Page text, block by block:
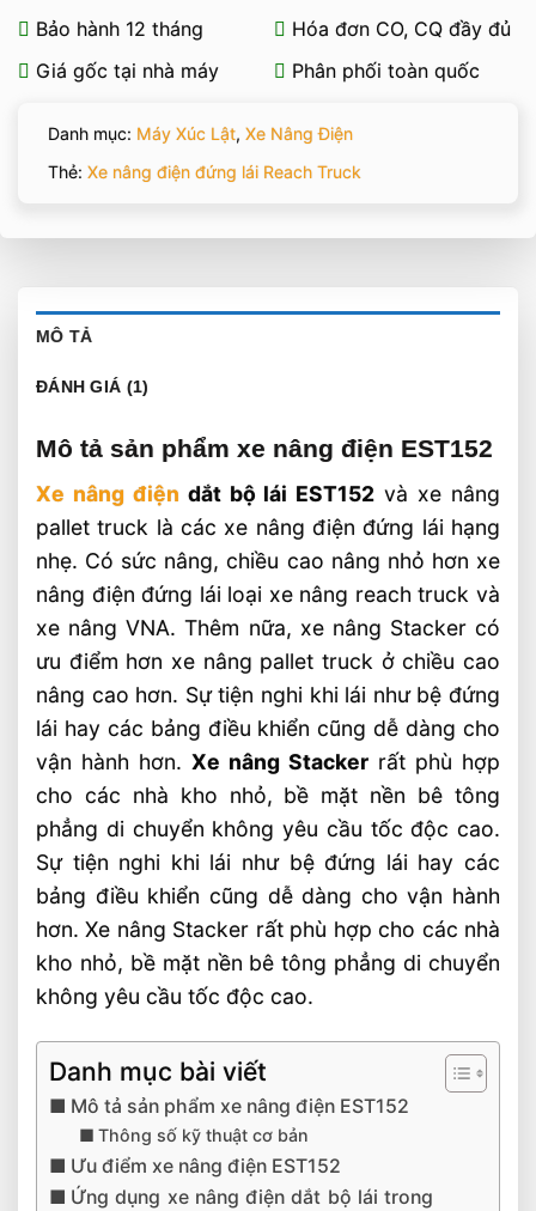
Bảo hành 12 tháng
Hóa đơn CO, CQ đầy đủ
Giá gốc tại nhà máy
Phân phối toàn quốc
Danh mục: Máy Xúc Lật, Xe Nâng Điện
Thẻ: Xe nâng điện đứng lái Reach Truck
MÔ TẢ
ĐÁNH GIÁ (1)
Mô tả sản phẩm xe nâng điện EST152
Xe nâng điện dắt bộ lái EST152 và xe nâng
pallet truck là các xe nâng điện đứng lái hạng
nhẹ. Có sức nâng, chiều cao nâng nhỏ hơn xe
nâng điện đứng lái loại xe nâng reach truck và
xe nâng VNA. Thêm nữa, xe nâng Stacker có
ưu điểm hơn xe nâng pallet truck ở chiều cao
nâng cao hơn. Sự tiện nghi khi lái như bệ đứng
lái hay các bảng điều khiển cũng dễ dàng cho
vận hành hơn. Xe nâng Stacker rất phù hợp
cho các nhà kho nhỏ, bề mặt nền bê tông
phẳng di chuyển không yêu cầu tốc độc cao.
Sự tiện nghi khi lái như bệ đứng lái hay các
bảng điều khiển cũng dễ dàng cho vận hành
hơn. Xe nâng Stacker rất phù hợp cho các nhà
kho nhỏ, bề mặt nền bê tông phẳng di chuyển
không yêu cầu tốc độc cao.
Danh mục bài viết
Mô tả sản phẩm xe nâng điện EST152
Thông số kỹ thuật cơ bản
Ưu điểm xe nâng điện EST152
Ứng dụng xe nâng điện dắt bộ lái trong